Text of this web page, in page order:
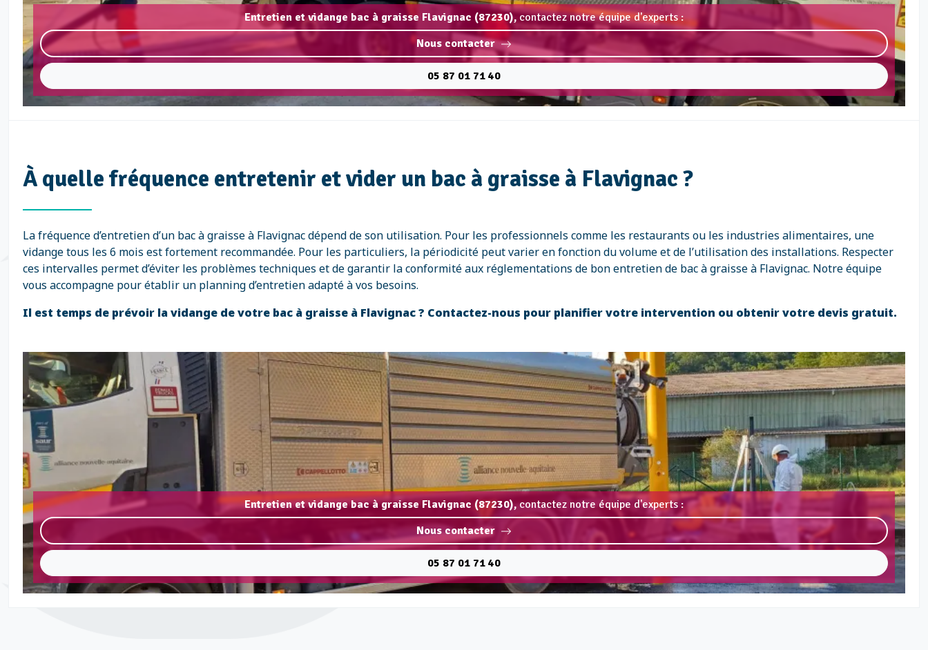
Entretien et vidange bac à graisse Flavignac (87230), contactez notre équipe d'experts :
Nous contacter
05 87 01 71 40
À quelle fréquence entretenir et vider un bac à graisse à Flavignac ?
La fréquence d’entretien d’un bac à graisse à Flavignac dépend de son utilisation. Pour les professionnels comme les restaurants ou les industries alimentaires, une
vidange tous les 6 mois est fortement recommandée. Pour les particuliers, la périodicité peut varier en fonction du volume et de l’utilisation des installations. Respecter
ces intervalles permet d’éviter les problèmes techniques et de garantir la conformité aux réglementations de bon entretien de bac à graisse à Flavignac. Notre équipe
vous accompagne pour établir un planning d’entretien adapté à vos besoins.
Il est temps de prévoir la vidange de votre bac à graisse à Flavignac ? Contactez-nous pour planifier votre intervention ou obtenir votre devis gratuit.
Entretien et vidange bac à graisse Flavignac (87230),contactez notre équipe d'experts :
Nous contacter
05 87 01 71 40